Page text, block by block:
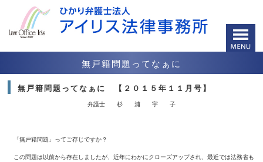
無戸籍問題ってなぁに
無戸籍問題ってなぁに 【２０１５年１１月号】
弁護士 杉 浦 宇 子
「無戸籍問題」ってご存じですか？
この問題は以前から存在しましたが、近年にわかにクローズアップされ、最近では法務省も